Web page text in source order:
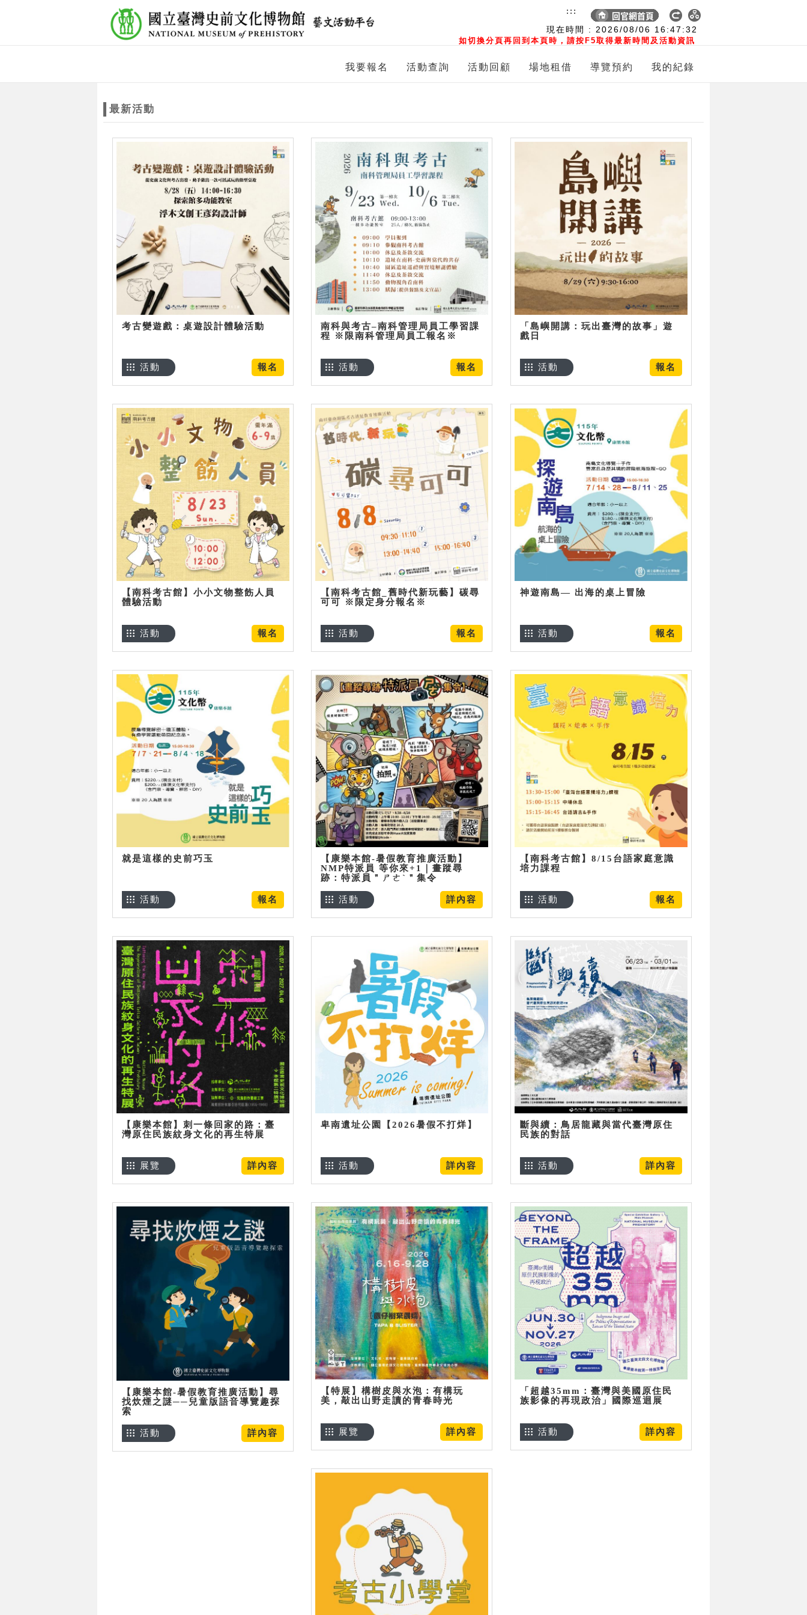
現在時間 : 2026/08/06 16:47:33
如切換分頁再回到本頁時，請按F5取得最新時間及活動資訊
:::
我要報名 活動查詢 活動回顧 場地租借 導覽預約 我的紀錄
最新活動
考古變遊戲：桌遊設計體驗活動
報名
活動
南科與考古–南科管理局員工學習課
程 ※限南科管理局員工報名※
報名
活動
「島嶼開講：玩出臺灣的故事」遊
戲日
報名
活動
【南科考古館】小小文物整飭人員
體驗活動
報名
活動
【南科考古館_舊時代新玩藝】碳尋
可可 ※限定身分報名※
報名
活動
神遊南島— 出海的桌上冒險
報名
活動
就是這樣的史前巧玉
報名
活動
【康樂本館-暑假教育推廣活動】
NMP特派員 等你來+1｜畫蹤尋
跡：特派員＂ㄕㄜˋ＂集令
詳內容
活動
【南科考古館】8/15台語家庭意識
培力課程
報名
活動
【康樂本館】刺一條回家的路：臺
灣原住民族紋身文化的再生特展
詳內容
展覽
卑南遺址公園【2026暑假不打烊】
詳內容
活動
斷與續：鳥居龍藏與當代臺灣原住
民族的對話
詳內容
活動
【康樂本館-暑假教育推廣活動】尋
找炊煙之謎──兒童版語音導覽趣探
索
詳內容
活動
【特展】構樹皮與水泡：有構玩
美，敲出山野走讀的青春時光
詳內容
展覽
「超越35mm：臺灣與美國原住民
族影像的再現政治」國際巡迴展
詳內容
活動